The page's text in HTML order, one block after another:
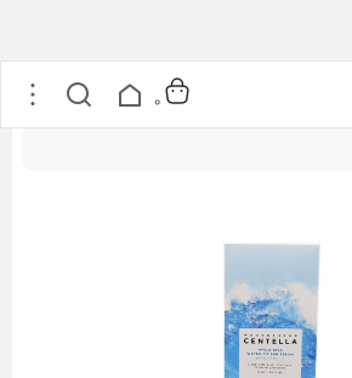
کرم ضد آفتاب آبرسان سنتلا اسکین 1004 0